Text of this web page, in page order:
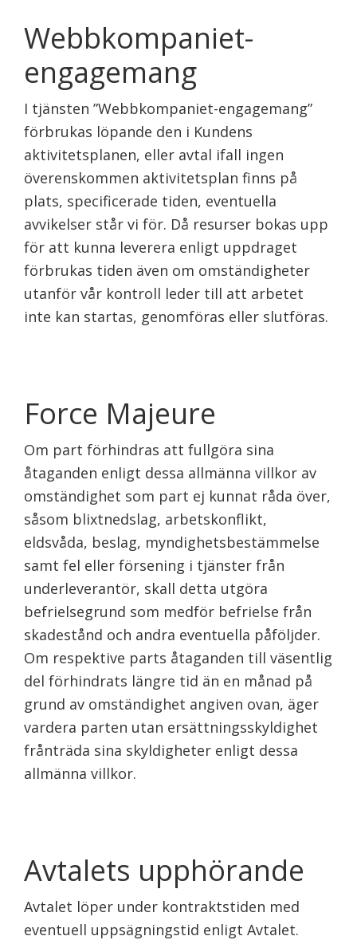
Webbkompaniet-
engagemang
I tjänsten ”Webbkompaniet-engagemang”
förbrukas löpande den i Kundens
aktivitetsplanen, eller avtal ifall ingen
överenskommen aktivitetsplan finns på
plats, specificerade tiden, eventuella
avvikelser står vi för. Då resurser bokas upp
för att kunna leverera enligt uppdraget
förbrukas tiden även om omständigheter
utanför vår kontroll leder till att arbetet
inte kan startas, genomföras eller slutföras.
Force Majeure
Om part förhindras att fullgöra sina
åtaganden enligt dessa allmänna villkor av
omständighet som part ej kunnat råda över,
såsom blixtnedslag, arbetskonflikt,
eldsvåda, beslag, myndighetsbestämmelse
samt fel eller försening i tjänster från
underleverantör, skall detta utgöra
befrielsegrund som medför befrielse från
skadestånd och andra eventuella påföljder.
Om respektive parts åtaganden till väsentlig
del förhindrats längre tid än en månad på
grund av omständighet angiven ovan, äger
vardera parten utan ersättningsskyldighet
frånträda sina skyldigheter enligt dessa
allmänna villkor.
Avtalets upphörande
Avtalet löper under kontraktstiden med
eventuell uppsägningstid enligt Avtalet.